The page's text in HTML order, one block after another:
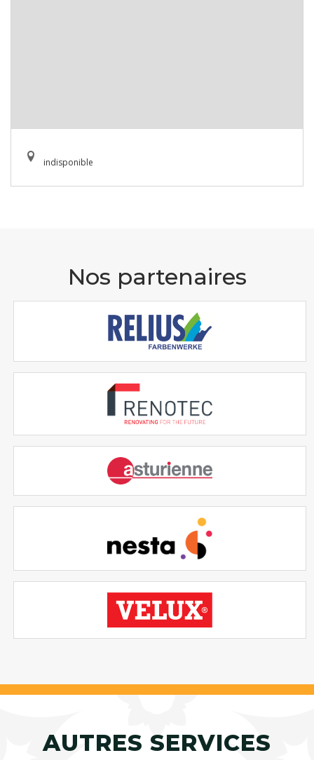
indisponible
Nos partenaires
AUTRES SERVICES